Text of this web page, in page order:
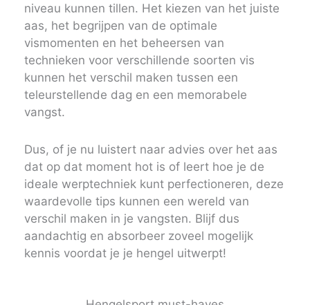
niveau kunnen tillen. Het kiezen van het juiste
aas, het begrijpen van de optimale
vismomenten en het beheersen van
technieken voor verschillende soorten vis
kunnen het verschil maken tussen een
teleurstellende dag en een memorabele
vangst.
Dus, of je nu luistert naar advies over het aas
dat op dat moment hot is of leert hoe je de
ideale werptechniek kunt perfectioneren, deze
waardevolle tips kunnen een wereld van
verschil maken in je vangsten. Blijf dus
aandachtig en absorbeer zoveel mogelijk
kennis voordat je je hengel uitwerpt!